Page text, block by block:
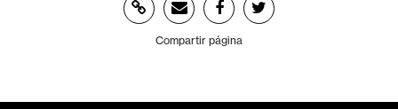
Compartir página